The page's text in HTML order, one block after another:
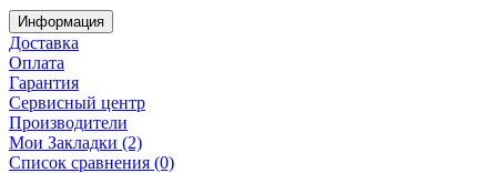
Информация
Доставка
Оплата
Гарантия
Сервисный центр
Производители
Мои Закладки (2)
Список сравнения (0)